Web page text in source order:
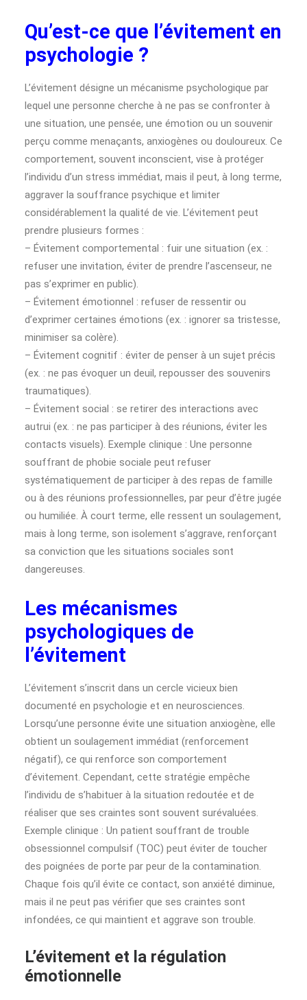
Qu’est-ce que l’évitement en
psychologie ?
L’évitement désigne un mécanisme psychologique par
lequel une personne cherche à ne pas se confronter à
une situation, une pensée, une émotion ou un souvenir
perçu comme menaçants, anxiogènes ou douloureux. Ce
comportement, souvent inconscient, vise à protéger
l’individu d’un stress immédiat, mais il peut, à long terme,
aggraver la souffrance psychique et limiter
considérablement la qualité de vie. L’évitement peut
prendre plusieurs formes :
– Évitement comportemental : fuir une situation (ex. :
refuser une invitation, éviter de prendre l’ascenseur, ne
pas s’exprimer en public).
– Évitement émotionnel : refuser de ressentir ou
d’exprimer certaines émotions (ex. : ignorer sa tristesse,
minimiser sa colère).
– Évitement cognitif : éviter de penser à un sujet précis
(ex. : ne pas évoquer un deuil, repousser des souvenirs
traumatiques).
– Évitement social : se retirer des interactions avec
autrui (ex. : ne pas participer à des réunions, éviter les
contacts visuels). Exemple clinique : Une personne
souffrant de phobie sociale peut refuser
systématiquement de participer à des repas de famille
ou à des réunions professionnelles, par peur d’être jugée
ou humiliée. À court terme, elle ressent un soulagement,
mais à long terme, son isolement s’aggrave, renforçant
sa conviction que les situations sociales sont
dangereuses.
Les mécanismes
psychologiques de
l’évitement
L’évitement s’inscrit dans un cercle vicieux bien
documenté en psychologie et en neurosciences.
Lorsqu’une personne évite une situation anxiogène, elle
obtient un soulagement immédiat (renforcement
négatif), ce qui renforce son comportement
d’évitement. Cependant, cette stratégie empêche
l’individu de s’habituer à la situation redoutée et de
réaliser que ses craintes sont souvent surévaluées.
Exemple clinique : Un patient souffrant de trouble
obsessionnel compulsif (TOC) peut éviter de toucher
des poignées de porte par peur de la contamination.
Chaque fois qu’il évite ce contact, son anxiété diminue,
mais il ne peut pas vérifier que ses craintes sont
infondées, ce qui maintient et aggrave son trouble.
L’évitement et la régulation
émotionnelle